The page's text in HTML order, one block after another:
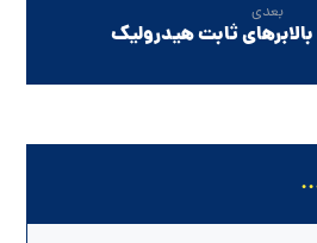
بعدی
ثابت هیدرولیک